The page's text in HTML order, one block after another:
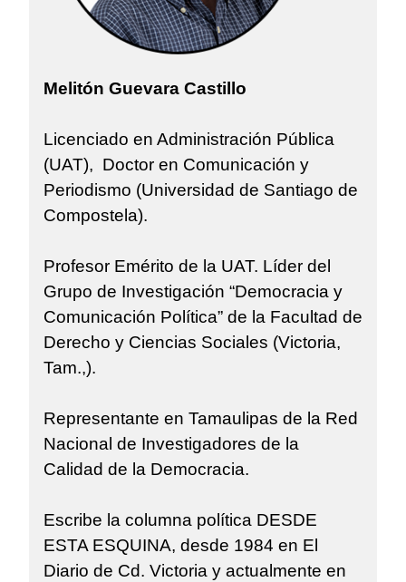
Melitón Guevara Castillo
Licenciado en Administración Pública
(UAT), Doctor en Comunicación y
Periodismo (Universidad de Santiago de
Compostela).
Profesor Emérito de la UAT. Líder del
Grupo de Investigación “Democracia y
Comunicación Política” de la Facultad de
Derecho y Ciencias Sociales (Victoria,
Tam.,).
Representante en Tamaulipas de la Red
Nacional de Investigadores de la
Calidad de la Democracia.
Escribe la columna política DESDE
ESTA ESQUINA, desde 1984 en El
Diario de Cd. Victoria y actualmente en